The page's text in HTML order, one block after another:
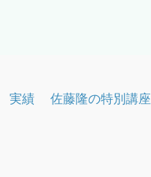
実績 佐藤隆の特別講座